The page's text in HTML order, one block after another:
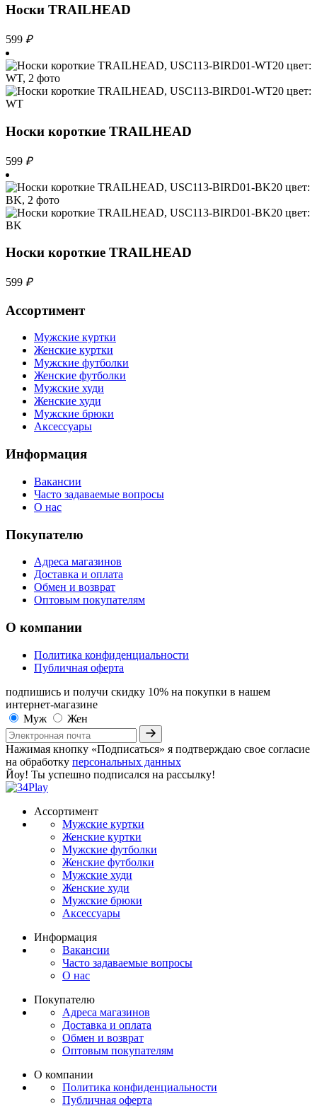
Носки TRAILHEAD
599 ₽
Носки короткие TRAILHEAD
599 ₽
Носки короткие TRAILHEAD
599 ₽
Ассортимент
Мужские куртки
Женские куртки
Мужские футболки
Женские футболки
Мужские худи
Женские худи
Мужские брюки
Аксессуары
Информация
Вакансии
Часто задаваемые вопросы
О нас
Покупателю
Адреса магазинов
Доставка и оплата
Обмен и возврат
Оптовым покупателям
О компании
Политика конфиденциальности
Публичная оферта
подпишись и получи скидку 10% на покупки в нашем
интернет-магазине
Муж
Жен
Нажимая кнопку «Подписаться» я подтверждаю свое согласие
на обработку персональных данных
Йоу! Ты успешно подписался на рассылку!
Ассортимент
Мужские куртки
Женские куртки
Мужские футболки
Женские футболки
Мужские худи
Женские худи
Мужские брюки
Аксессуары
Информация
Вакансии
Часто задаваемые вопросы
О нас
Покупателю
Адреса магазинов
Доставка и оплата
Обмен и возврат
Оптовым покупателям
О компании
Политика конфиденциальности
Публичная оферта